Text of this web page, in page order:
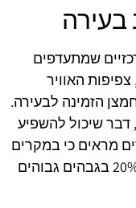
שמתעדפים
האוויר
הזמינה לבעירה.
דבר שיכול להשפיע
מראים כי במקרים
מסוימים, קצב הבעירה יכול לקטון ב-20% בגבהים גבוהים